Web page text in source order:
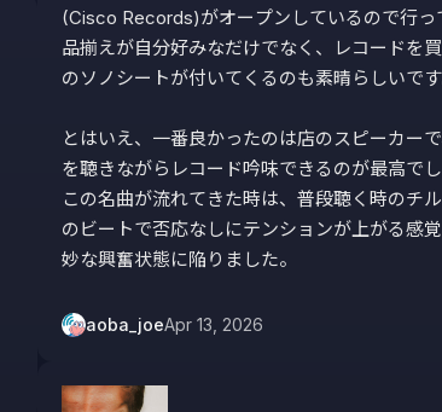
(Cisco Records)がオープンしているので行っ
品揃えが自分好みなだけでなく、レコードを
のソノシートが付いてくるのも素晴らしいです
とはいえ、一番良かったのは店のスピーカー
を聴きながらレコード吟味できるのが最高でし
この名曲が流れてきた時は、普段聴く時のチ
のビートで否応なしにテンションが上がる感
妙な興奮状態に陥りました。
aoba_joeApr 13, 2026